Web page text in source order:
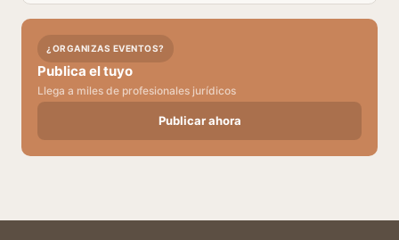
¿ORGANIZAS EVENTOS?
Publica el tuyo
Llega a miles de profesionales jurídicos
Publicar ahora